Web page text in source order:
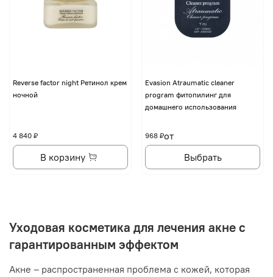
Reverse factor night Ретинол крем
ночной
4 840 ₽
В корзину
Evasion Atraumatic cleaner
program фитопилинг для
домашнего использования
от
968 ₽
Выбрать
Уходовая косметика для лечения акне с
гарантированным эффектом
Акне – распространенная проблема с кожей, которая